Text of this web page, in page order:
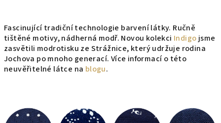
Fascinující tradiční technologie barvení látky. Ručně
tištěné motivy, nádherná modř. Novou kolekci Indigo jsme
zasvětili modrotisku ze Strážnice, který udržuje rodina
Jochova po mnoho generací. Více informací o této
neuvěřitelné látce na blogu.